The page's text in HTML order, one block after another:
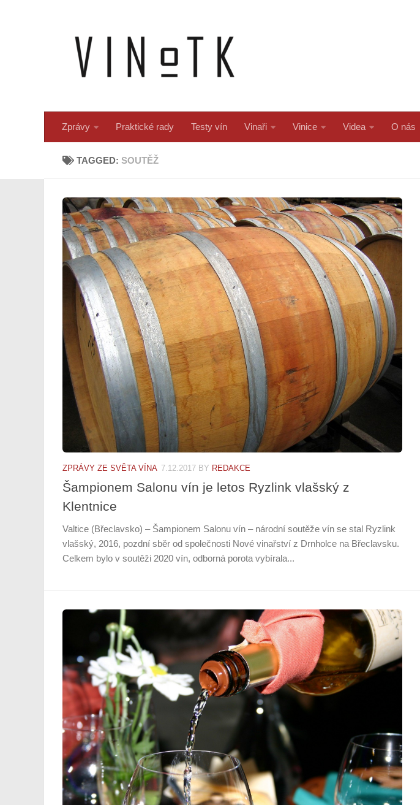
Zprávy Praktické rady Testy vín Vinaři Vinice Videa O nás
TAGGED:SOUTĚŽ
ZPRÁVY ZE SVĚTA VÍNA 7.12.2017 BY REDAKCE
Šampionem Salonu vín je letos Ryzlink vlašský z
Klentnice
Valtice (Břeclavsko) – Šampionem Salonu vín – národní soutěže vín se stal Ryzlink
vlašský, 2016, pozdní sběr od společnosti Nové vinařství z Drnholce na Břeclavsku.
Celkem bylo v soutěži 2020 vín, odborná porota vybírala...